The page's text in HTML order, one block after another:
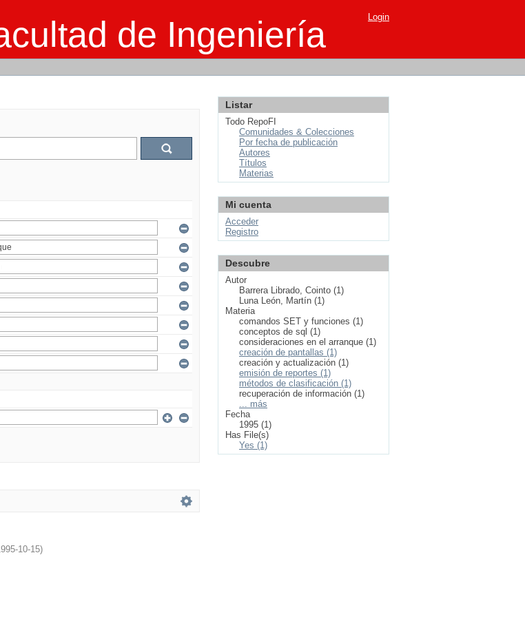
de Ingeniería Login
10-15)
Listar
Todo RepoFI
Comunidades & Colecciones
Por fecha de publicación
Autores
Títulos
Materias
Mi cuenta
Acceder
Registro
Descubre
Autor
Barrera Librado, Cointo (1)
Luna León, Martín (1)
Materia
comandos SET y funciones (1)
conceptos de sql (1)
consideraciones en el arranque (1)
creación de pantallas (1)
creación y actualización (1)
emisión de reportes (1)
métodos de clasificación (1)
recuperación de información (1)
... más
Fecha
1995 (1)
Has File(s)
Yes (1)